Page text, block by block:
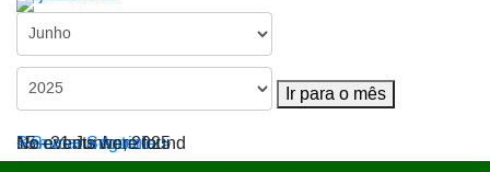
Ir para o mês
< Semana Anterior
15 - 21 Junho, 2025
Semana Seguinte >
No events were found